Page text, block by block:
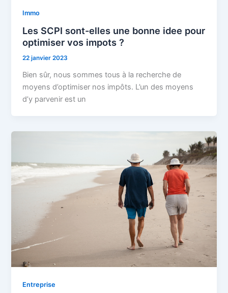
Immo
Les SCPI sont-elles une bonne idee pour
optimiser vos impots ?
22 janvier 2023
Bien sûr, nous sommes tous à la recherche de
moyens d’optimiser nos impôts. L’un des moyens
d’y parvenir est un
Entreprise